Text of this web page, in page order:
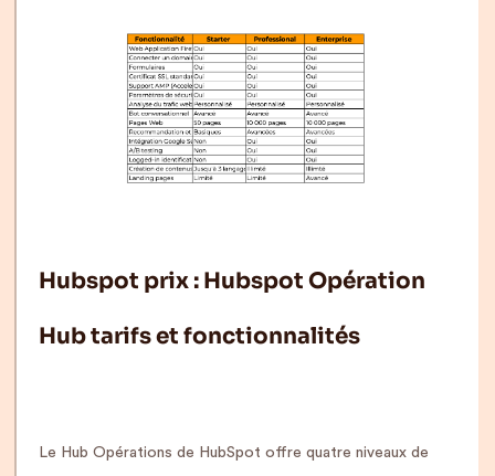
Hubspot prix : Hubspot Opération
Hub tarifs et fonctionnalités
Le Hub Opérations de HubSpot offre quatre niveaux de